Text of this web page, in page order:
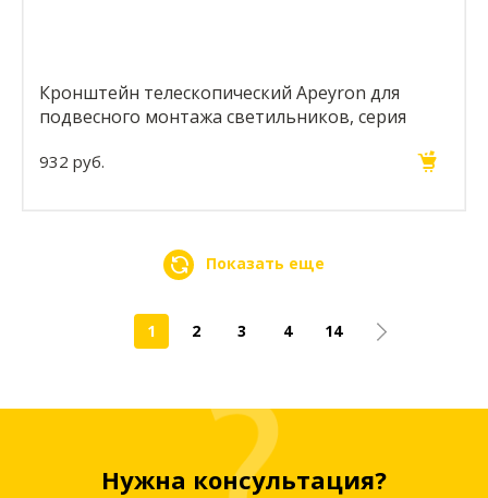
Кронштейн телескопический Apeyron для
подвесного монтажа светильников, серия
932 руб.
Показать еще
1 2 3 4 14
Нужна консультация?